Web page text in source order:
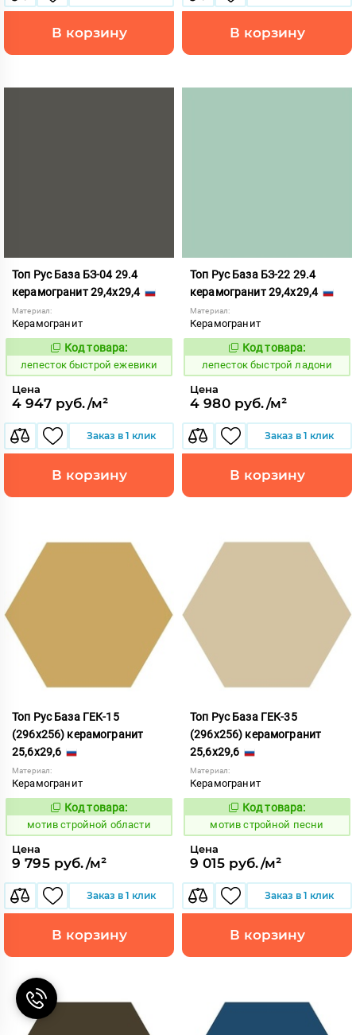
В корзину В корзину
Топ Рус База БЗ-04 29.4
керамогранит 29,4x29,4
Материал:
Керамогранит
860399
Код товара:
лепесток быстрой ежевики
Цена
4 947 руб./м²
Заказ в 1 клик
В корзину
Топ Рус База БЗ-22 29.4
керамогранит 29,4x29,4
Материал:
Керамогранит
860417
Код товара:
лепесток быстрой ладони
Цена
4 980 руб./м²
Заказ в 1 клик
В корзину
Топ Рус База ГЕК-15
(296х256) керамогранит
25,6x29,6
Материал:
Керамогранит
1042438
Код товара:
мотив стройной области
Цена
9 795 руб./м²
Заказ в 1 клик
В корзину
Топ Рус База ГЕК-35
(296х256) керамогранит
25,6x29,6
Материал:
Керамогранит
1042444
Код товара:
мотив стройной песни
Цена
9 015 руб./м²
Заказ в 1 клик
В корзину